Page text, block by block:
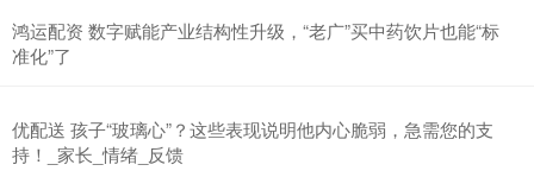
鸿运配资 数字赋能产业结构性升级，“老广”买中药饮片也能“标
准化”了
优配送 孩子“玻璃心”？这些表现说明他内心脆弱，急需您的支
持！_家长_情绪_反馈